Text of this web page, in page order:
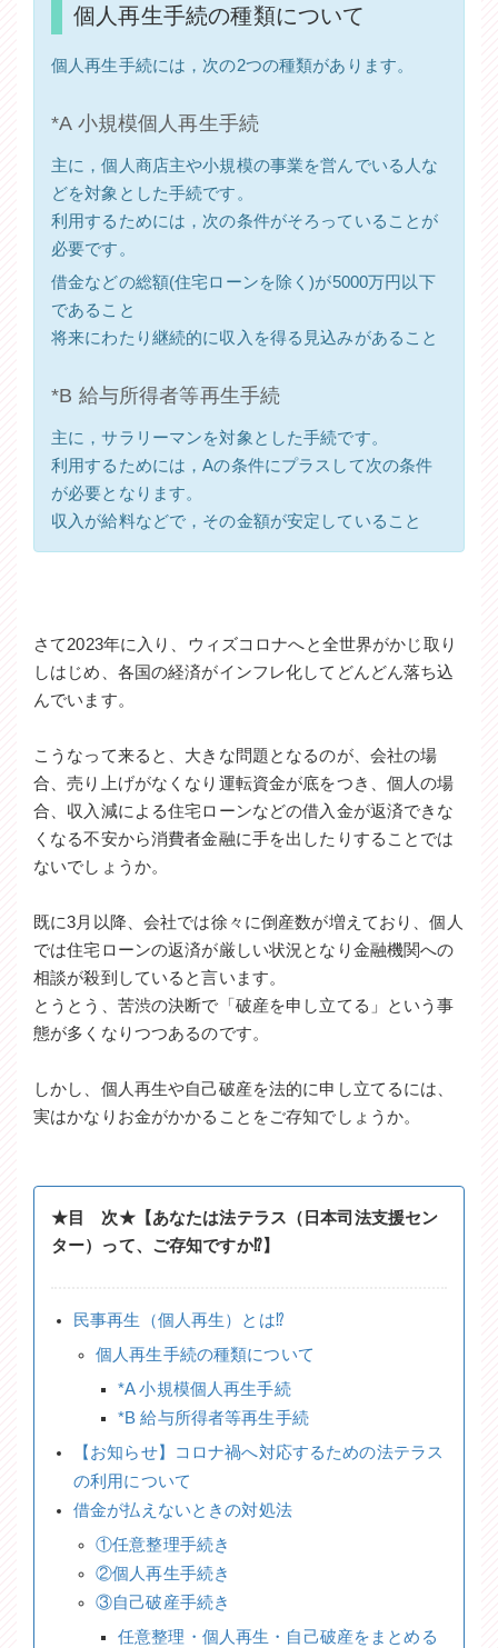
個人再生手続の種類について
個人再生手続には，次の2つの種類があります。
*A 小規模個人再生手続
主に，個人商店主や小規模の事業を営んでいる人な
どを対象とした手続です。
利用するためには，次の条件がそろっていることが
必要です。
借金などの総額(住宅ローンを除く)が5000万円以下
であること
将来にわたり継続的に収入を得る見込みがあること
*B 給与所得者等再生手続
主に，サラリーマンを対象とした手続です。
利用するためには，Aの条件にプラスして次の条件
が必要となります。
収入が給料などで，その金額が安定していること
さて2023年に入り、ウィズコロナへと全世界がかじ取り
しはじめ、各国の経済がインフレ化してどんどん落ち込
んでいます。
こうなって来ると、大きな問題となるのが、会社の場
合、売り上げがなくなり運転資金が底をつき、個人の場
合、収入減による住宅ローンなどの借入金が返済できな
くなる不安から消費者金融に手を出したりすることでは
ないでしょうか。
既に3月以降、会社では徐々に倒産数が増えており、個人
では住宅ローンの返済が厳しい状況となり金融機関への
相談が殺到していると言います。
とうとう、苦渋の決断で「破産を申し立てる」という事
態が多くなりつつあるのです。
しかし、個人再生や自己破産を法的に申し立てるには、
実はかなりお金がかかることをご存知でしょうか。
★目 次★【あなたは法テラス（日本司法支援セン
ター）って、ご存知ですか⁉】
民事再生（個人再生）とは⁉
個人再生手続の種類について
*A 小規模個人再生手続
*B 給与所得者等再生手続
【お知らせ】コロナ禍へ対応するための法テラス
の利用について
借金が払えないときの対処法
①任意整理手続き
②個人再生手続き
③自己破産手続き
任意整理・個人再生・自己破産をまとめる